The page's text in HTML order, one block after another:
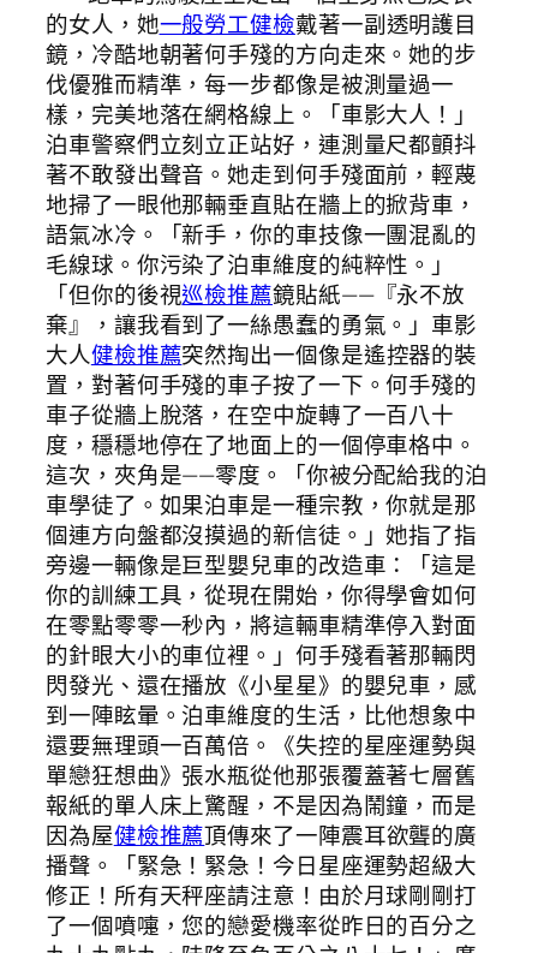
的女人，她一般勞工健檢戴著一副透明護目
鏡，冷酷地朝著何手殘的方向走來。她的步
伐優雅而精準，每一步都像是被測量過一
樣，完美地落在網格線上。「車影大人！」
泊車警察們立刻立正站好，連測量尺都顫抖
著不敢發出聲音。她走到何手殘面前，輕蔑
地掃了一眼他那輛垂直貼在牆上的掀背車，
語氣冰冷。「新手，你的車技像一團混亂的
毛線球。你污染了泊車維度的純粹性。」
「但你的後視巡檢推薦鏡貼紙——『永不放
棄』，讓我看到了一絲愚蠢的勇氣。」車影
大人健檢推薦突然掏出一個像是遙控器的裝
置，對著何手殘的車子按了一下。何手殘的
車子從牆上脫落，在空中旋轉了一百八十
度，穩穩地停在了地面上的一個停車格中。
這次，夾角是——零度。「你被分配給我的泊
車學徒了。如果泊車是一種宗教，你就是那
個連方向盤都沒摸過的新信徒。」她指了指
旁邊一輛像是巨型嬰兒車的改造車：「這是
你的訓練工具，從現在開始，你得學會如何
在零點零零一秒內，將這輛車精準停入對面
的針眼大小的車位裡。」何手殘看著那輛閃
閃發光、還在播放《小星星》的嬰兒車，感
到一陣眩暈。泊車維度的生活，比他想象中
還要無理頭一百萬倍。《失控的星座運勢與
單戀狂想曲》張水瓶從他那張覆蓋著七層舊
報紙的單人床上驚醒，不是因為鬧鐘，而是
因為屋健檢推薦頂傳來了一陣震耳欲聾的廣
播聲。「緊急！緊急！今日星座運勢超級大
修正！所有天秤座請注意！由於月球剛剛打
了一個噴嚏，您的戀愛機率從昨日的百分之